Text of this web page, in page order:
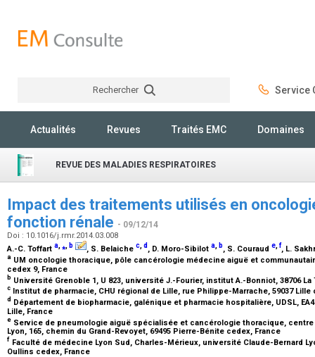
Rechercher Service
Actualités Revues Traités EMC Domaines
REVUE DES MALADIES RESPIRATOIRES
Impact des traitements utilisés en
fonction rénale - 09/12/14
Doi : 10.1016/j.rmr.2014.03.008
A.-C. Toffart a,⁎, b , S. Belaiche c,d , D. Moro-Sibilot a, b, S. Couraud e,f, L.
a UM oncologie thoracique, pôle cancérologie médecine aiguë et
cedex 9, France
b Université Grenoble 1, U 823, université J.-Fourier, institut A.-Bonniot, 38706
c Institut de pharmacie, CHU régional de Lille, rue Philippe-Marrache, 59037
d Département de biopharmacie, galénique et pharmacie hospitalière, UDSL,
Lille, France
e Service de pneumologie aiguë spécialisée et cancérologie thoracique,
Lyon, 165, chemin du Grand-Revoyet, 69495 Pierre-Bénite cedex, France
f Faculté de médecine Lyon Sud, Charles-Mérieux, université Claude-Bernard
Oullins cedex, France